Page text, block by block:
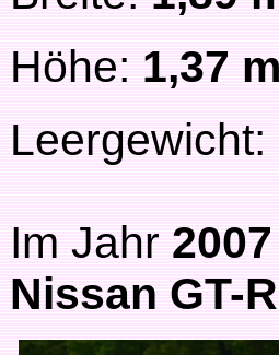
Höhe:1,37
Leergewicht:
Im Jahr2007
Nissan GT-